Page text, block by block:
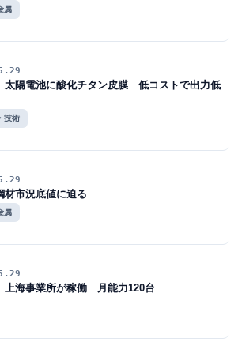
属
太陽電池に酸化チタン皮膜 低コストで出力低
技術
材市況底値に迫る
属
上海事業所が稼働 月能力120台